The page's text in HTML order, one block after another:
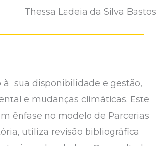
Thessa Ladeia da Silva Bastos
à sua disponibilidade e gestão,
e mudanças climáticas. Este
ênfase no modelo de Parcerias
utiliza revisão bibliográfica